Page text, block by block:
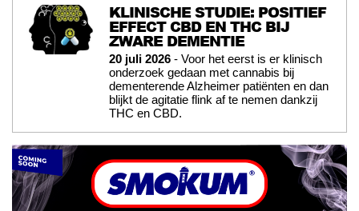
KLINISCHE STUDIE: POSITIEF
EFFECT CBD EN THC BIJ
ZWARE DEMENTIE
20 juli 2026 - Voor het eerst is er klinisch
onderzoek gedaan met cannabis bij
dementerende Alzheimer patiënten en dan
blijkt de agitatie flink af te nemen dankzij
THC en CBD.